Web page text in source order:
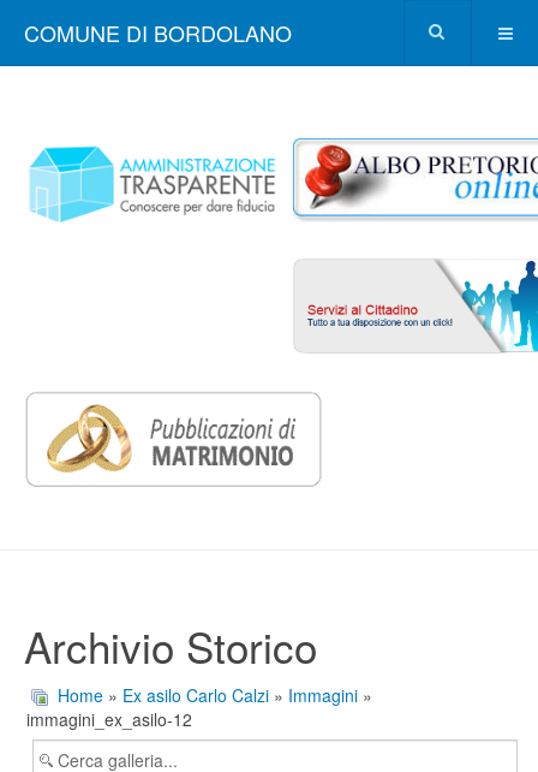
COMUNE DI BORDOLANO
Archivio Storico
Home » Ex asilo Carlo Calzi » Immagini »
immagini_ex_asilo-12